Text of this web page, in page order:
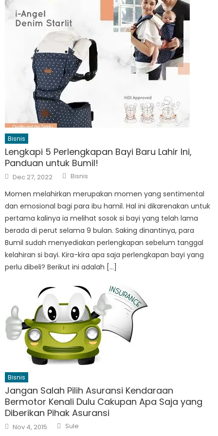
Bisnis
Lengkapi 5 Perlengkapan Bayi Baru Lahir Ini,
Panduan untuk Bumil!
Posted
on
Dec 27, 2022 Author
Bisnis
Momen melahirkan merupakan momen yang sentimental
dan emosional bagi para ibu hamil. Hal ini dikarenakan untuk
pertama kalinya ia melihat sosok si bayi yang telah lama
berada di perut selama 9 bulan. Saking dinantinya, para
Bumil sudah menyediakan perlengkapan sebelum tanggal
kelahiran si bayi. Kira-kira apa saja perlengkapan bayi yang
perlu dibeli? Berikut ini adalah […]
Bisnis
Jangan Salah Pilih Asuransi Kendaraan
Bermotor Kenali Dulu Cakupan Apa Saja yang
Diberikan Pihak Asuransi
Posted
on
Nov 4, 2015 Author
Sule